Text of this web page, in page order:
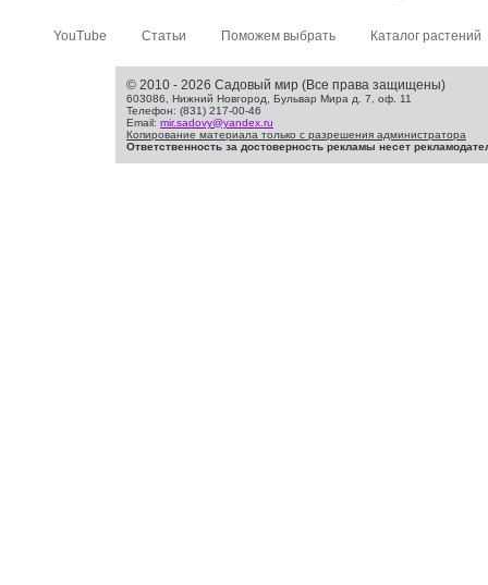
YouTube Статьи Поможем выбрать Каталог растений
© 2010 - 2026 Садовый мир (Все права защищены)
603086, Нижний Новгород, Бульвар Мира д. 7, оф. 11
Телефон: (831) 217-00-46
Email: mir.sadovy@yandex.ru
Копирование материала только с разрешения администратора
Ответственность за достоверность рекламы несет